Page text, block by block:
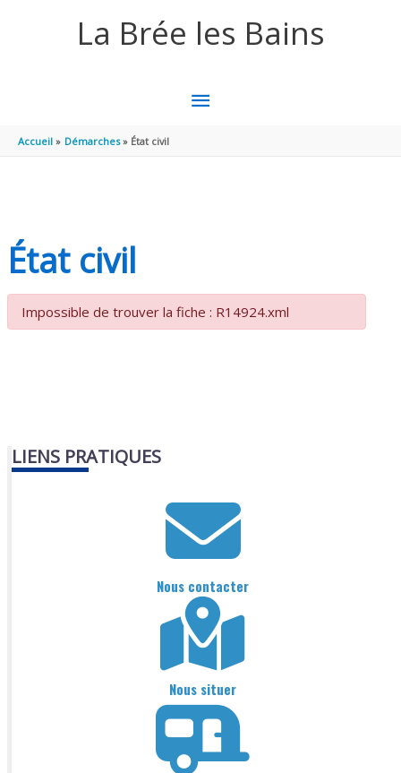
La Brée les Bains
MENU
Accueil Démarches État civil
État civil
Impossible de trouver la fiche : R14924.xml
LIENS PRATIQUES
Nous contacter
Nous situer